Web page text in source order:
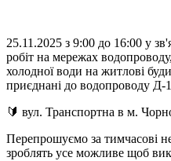
25.11.2025 з 9:00 до 16:00 у
робіт на мережах
холодної води на житлові
приєднані до водопроводу
🔰 вул. Транспортна в м.
Перепрошуємо за тимчасові
зроблять усе можливе щоб